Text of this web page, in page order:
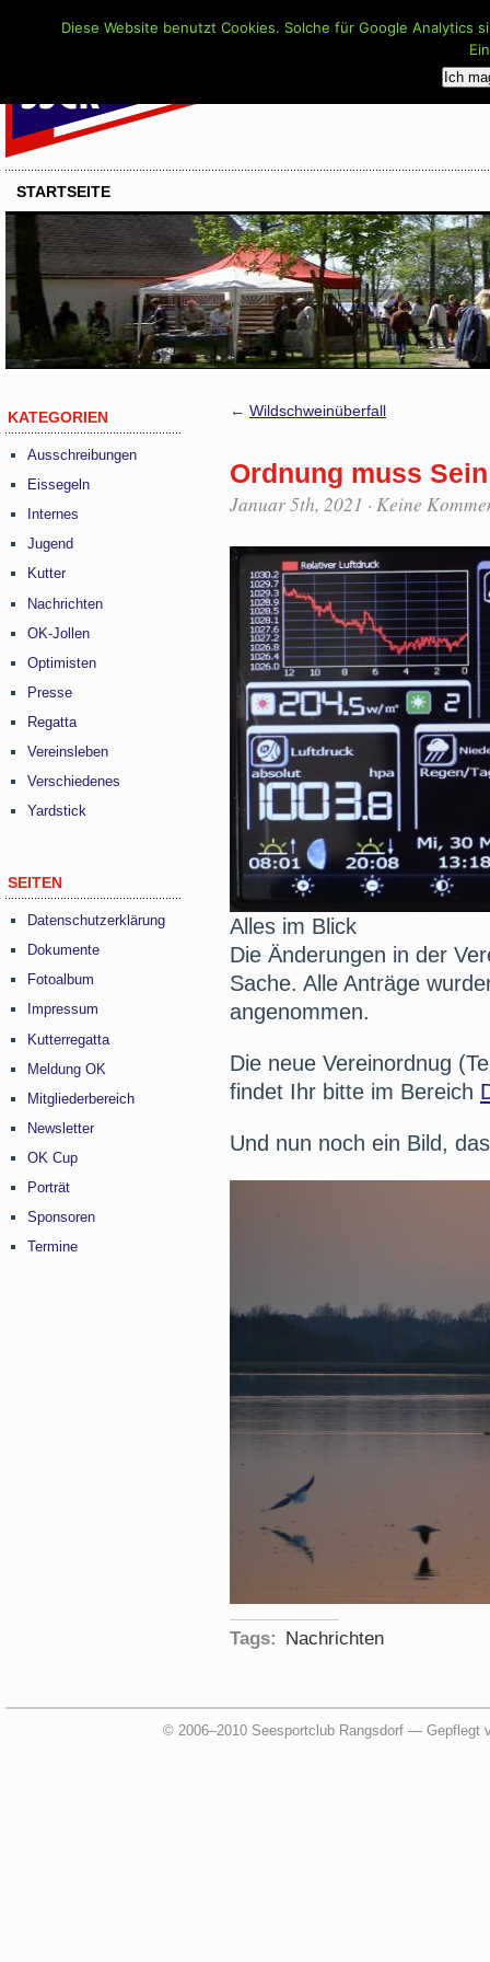
STARTSEITE
KATEGORIEN
Ausschreibungen
Eissegeln
Internes
Jugend
Kutter
Nachrichten
OK-Jollen
Optimisten
Presse
Regatta
Vereinsleben
Verschiedenes
Yardstick
SEITEN
Datenschutzerklärung
Dokumente
Fotoalbum
Impressum
Kutterregatta
Meldung OK
Mitgliederbereich
Newsletter
OK Cup
Porträt
Sponsoren
Termine
← Wildschweinüberfall
Ordnung muss Sein
Januar 5th, 2021 · Keine
Alles im Blick
Die Änderungen in der
Sache. Alle Anträge
angenommen.
Die neue Vereinordnug
findet Ihr bitte im Bereich
Und nun noch ein Bild,
Tags: Nachrichten
© 2006–2010 Seesportclub Rangsdorf — Gepflegt
Diese Website benutzt Cookies. Solche für Google
Ich